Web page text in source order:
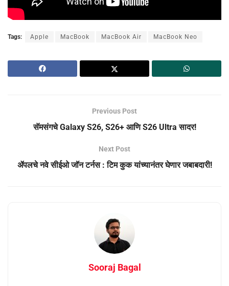
Tags: Apple MacBook MacBook Air MacBook Neo
Previous Post
सॅमसंगचे Galaxy S26, S26+ आणि S26 Ultra सादर!
Next Post
ॲपलचे नवे सीईओ जॉन टर्नस : टिम कुक यांच्यानंतर घेणार जबाबदारी!
Sooraj Bagal